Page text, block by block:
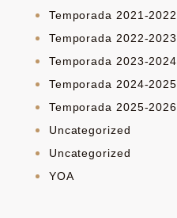
Temporada 2021-2022
Temporada 2022-2023
Temporada 2023-2024
Temporada 2024-2025
Temporada 2025-2026
Uncategorized
Uncategorized
YOA